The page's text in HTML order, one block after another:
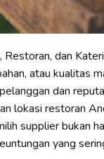
dan
atau kualitas
dan
lokasi restoran
supplier bukan
yang